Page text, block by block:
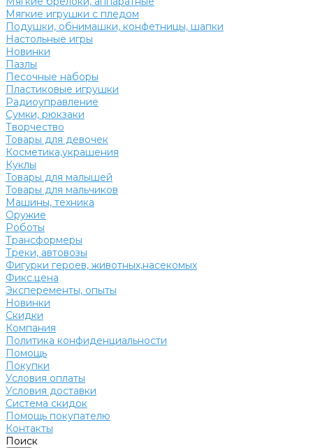
Мягкие игрушки с пледом
Подушки, обнимашки, конфетницы, шапки
Настольные игры
Новинки
Пазлы
Песочные наборы
Пластиковые игрушки
Радиоуправление
Сумки, рюкзаки
Творчество
Товары для девочек
Косметика,украшения
Куклы
Товары для малышей
Товары для мальчиков
Машины, техника
Оружие
Роботы
Трансформеры
Треки, автовозы
Фигурки героев, животных,насекомых
Фикс.цена
Эксперементы, опыты
Новинки
Скидки
Компания
Политика конфиденциальности
Помощь
Покупки
Условия оплаты
Условия доставки
Система скидок
Помощь покупателю
Контакты
Поиск